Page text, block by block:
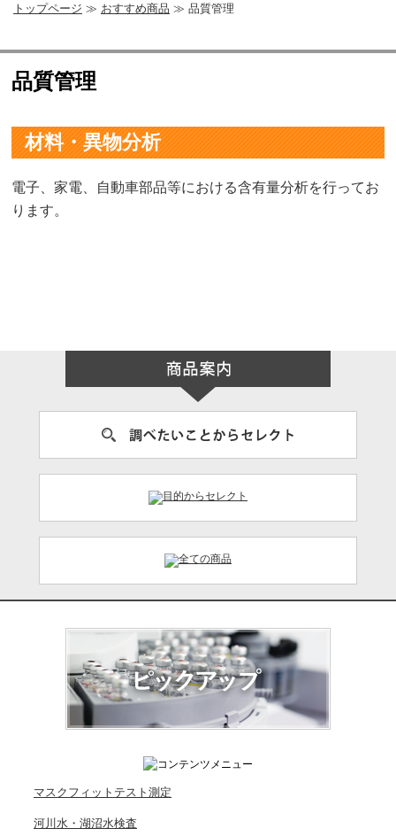
トップページ ≫ おすすめ商品 ≫ 品質管理
品質管理
材料・異物分析
電子、家電、自動車部品等における含有量分析を行ってお
ります。
マスクフィットテスト測定
河川水・湖沼水検査